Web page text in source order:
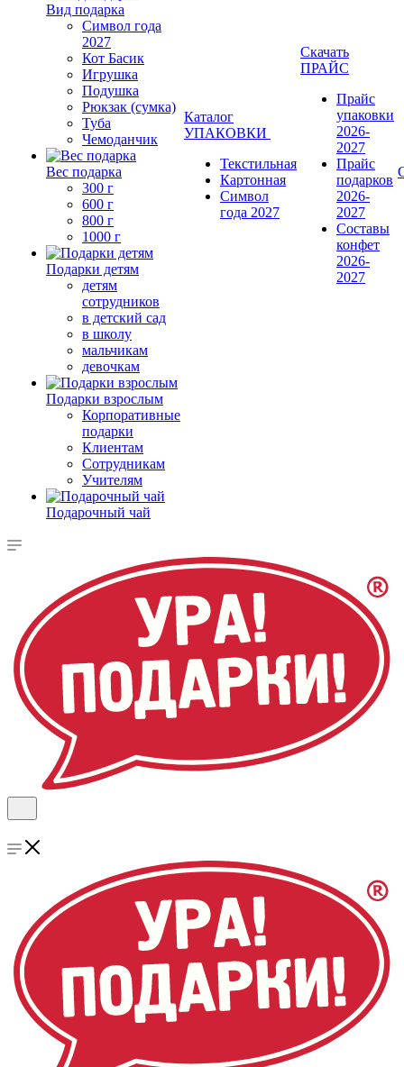
Вид подарка
Символ года
2027
Кот Басик
Игрушка
Подушка
Рюкзак (сумка)
Туба
Чемоданчик
Вес подарка
300 г
600 г
800 г
1000 г
Подарки детям
детям
сотрудников
в детский сад
в школу
мальчикам
девочкам
Подарки взрослым
Корпоративные
подарки
Клиентам
Сотрудникам
Учителям
Подарочный чай
Каталог
УПАКОВКИ
Текстильная
Картонная
Символ
года 2027
Скачать
ПРАЙС
Прайс
упаковки
2026-
2027
Прайс
подарков
2026-
2027
Составы
конфет
2026-
2027